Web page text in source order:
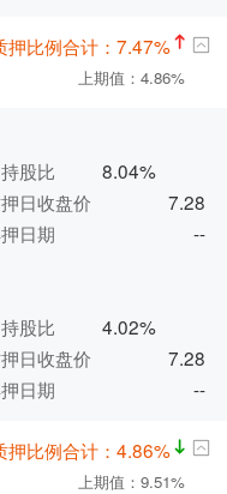
押比例合计：7.47%
上期值：4.86%
股比
8.04%
日收盘价
7.28
日期 --
股比
4.02%
日收盘价
7.28
日期 --
押比例合计：4.86%
上期值：9.51%